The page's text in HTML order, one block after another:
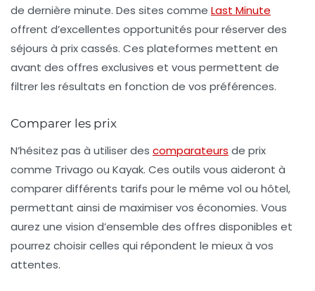
de dernière minute. Des sites comme Last Minute
offrent d’excellentes opportunités pour réserver des
séjours à prix cassés. Ces plateformes mettent en
avant des offres exclusives et vous permettent de
filtrer les résultats en fonction de vos préférences.
Comparer les prix
N’hésitez pas à utiliser des comparateurs de prix
comme Trivago ou Kayak. Ces outils vous aideront à
comparer différents tarifs pour le même vol ou hôtel,
permettant ainsi de maximiser vos économies. Vous
aurez une vision d’ensemble des offres disponibles et
pourrez choisir celles qui répondent le mieux à vos
attentes.